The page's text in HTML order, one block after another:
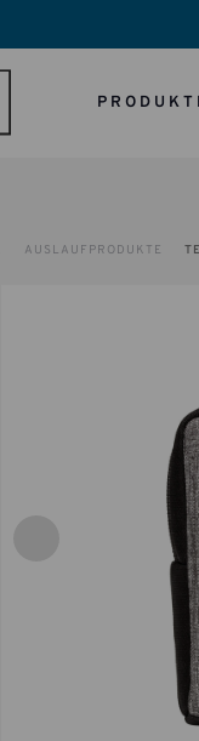
AUSLAUFPRODUKTE